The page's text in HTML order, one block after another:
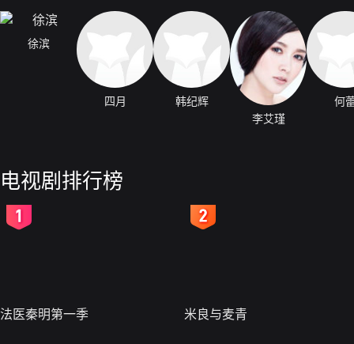
徐滨
四月
韩纪辉
李艾瑾
何
电视剧排行榜
法医秦明第一季 米良与麦青